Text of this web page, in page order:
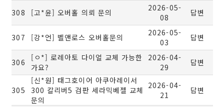
308 [고*윤] 오버홀 의뢰 문의
2026-05-
08
답변
307 [강*언] 벨앤로스 오버홀문의
2026-05-
03
답변
306
[ㅇ*] 로레아토 다이얼 교체 가능한
가요?
2026-04-
29
답변
305
[신*원] 태그호이어 아쿠아레이서
300 칼리버5 검판 세라믹베젤 교체
문의
2026-04-
21
답변